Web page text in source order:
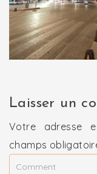
Laisser un
Votre adresse
champs